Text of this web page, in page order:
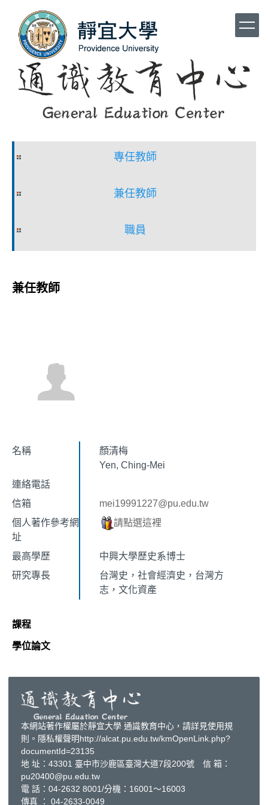
專任教師
兼任教師
職員
兼任教師
名稱
顏清梅
Yen, Ching-Mei
連絡電話
信箱
mei19991227@pu.edu.tw
個人著作參考網
址
請點選這裡
最高學歷
中興大學歷史系博士
研究專長
台灣史，社會經濟史，台灣方
志，文化資產
課程
學位論文
本網站著作權屬於靜宜大學 通識教育中心，請詳見使用規
則。隱私權聲明http://alcat.pu.edu.tw/kmOpenLink.php?
documentId=23135
地 址：43301 臺中市沙鹿區臺灣大道7段200號 信 箱：
pu20400@pu.edu.tw
電 話：04-2632 8001/分機：16001～16003
傳真 ： 04-2633-0049